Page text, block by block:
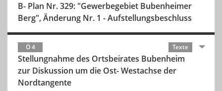
B- Plan Nr. 329: "Gewerbegebiet Bubenheimer
Berg", Änderung Nr. 1 - Aufstellungsbeschluss
Ö 4 Texte
Stellungnahme des Ortsbeirates Bubenheim
zur Diskussion um die Ost- Westachse der
Nordtangente